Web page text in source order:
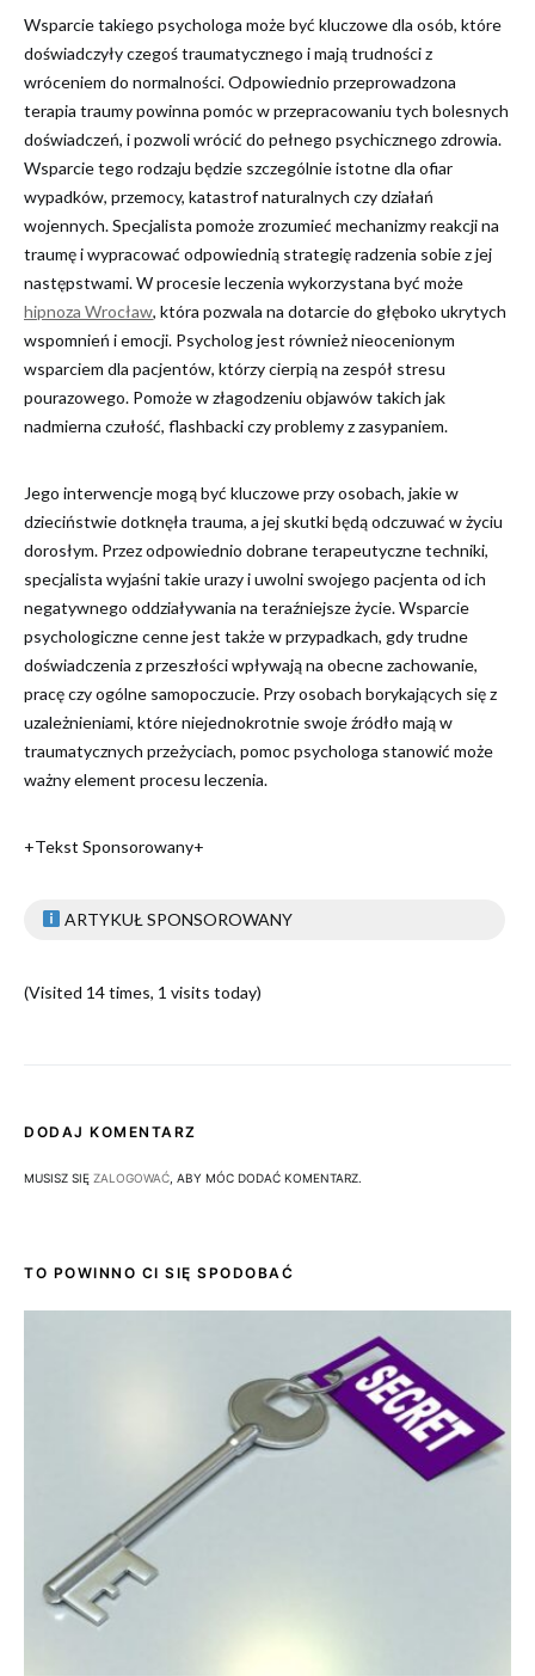
Wsparcie takiego psychologa może być kluczowe dla osób, które
doświadczyły czegoś traumatycznego i mają trudności z
wróceniem do normalności. Odpowiednio przeprowadzona
terapia traumy powinna pomóc w przepracowaniu tych bolesnych
doświadczeń, i pozwoli wrócić do pełnego psychicznego zdrowia.
Wsparcie tego rodzaju będzie szczególnie istotne dla ofiar
wypadków, przemocy, katastrof naturalnych czy działań
wojennych. Specjalista pomoże zrozumieć mechanizmy reakcji na
traumę i wypracować odpowiednią strategię radzenia sobie z jej
następstwami. W procesie leczenia wykorzystana być może
hipnoza Wrocław, która pozwala na dotarcie do głęboko ukrytych
wspomnień i emocji. Psycholog jest również nieocenionym
wsparciem dla pacjentów, którzy cierpią na zespół stresu
pourazowego. Pomoże w złagodzeniu objawów takich jak
nadmierna czułość, flashbacki czy problemy z zasypaniem.
Jego interwencje mogą być kluczowe przy osobach, jakie w
dzieciństwie dotknęła trauma, a jej skutki będą odczuwać w życiu
dorosłym. Przez odpowiednio dobrane terapeutyczne techniki,
specjalista wyjaśni takie urazy i uwolni swojego pacjenta od ich
negatywnego oddziaływania na teraźniejsze życie. Wsparcie
psychologiczne cenne jest także w przypadkach, gdy trudne
doświadczenia z przeszłości wpływają na obecne zachowanie,
pracę czy ogólne samopoczucie. Przy osobach borykających się z
uzależnieniami, które niejednokrotnie swoje źródło mają w
traumatycznych przeżyciach, pomoc psychologa stanowić może
ważny element procesu leczenia.
+Tekst Sponsorowany+
ARTYKUŁ SPONSOROWANY
(Visited 14 times, 1 visits today)
DODAJ KOMENTARZ
MUSISZ SIĘ ZALOGOWAĆ , ABY MÓC DODAĆ KOMENTARZ.
TO POWINNO CI SIĘ SPODOBAĆ